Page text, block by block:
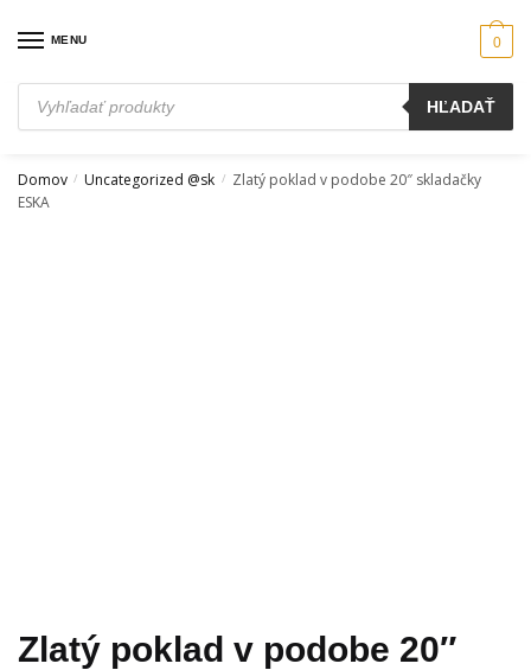
MENU
Products
search
HĽADAŤ
0
Domov / Uncategorized @sk / Zlatý poklad v podobe 20″ skladačky
ESKA
Zlatý poklad v podobe 20″